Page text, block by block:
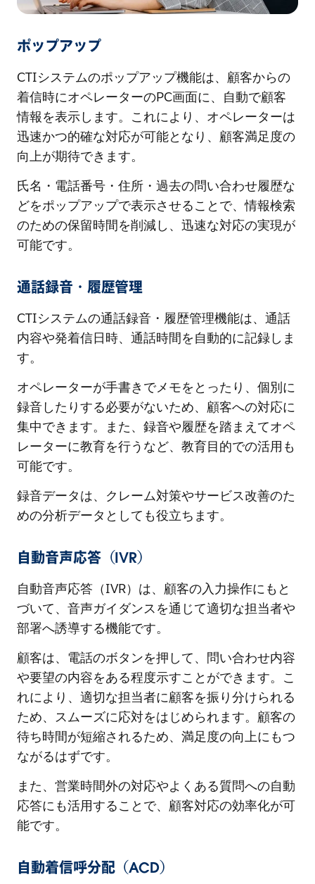
ポップアップ
CTIシステムのポップアップ機能は、顧客からの
着信時にオペレーターのPC画面に、自動で顧客
情報を表示します。これにより、オペレーターは
迅速かつ的確な対応が可能となり、顧客満足度の
向上が期待できます。
氏名・電話番号・住所・過去の問い合わせ履歴な
どをポップアップで表示させることで、情報検索
のための保留時間を削減し、迅速な対応の実現が
可能です。
通話録音・履歴管理
CTIシステムの通話録音・履歴管理機能は、通話
内容や発着信日時、通話時間を自動的に記録しま
す。
オペレーターが手書きでメモをとったり、個別に
録音したりする必要がないため、顧客への対応に
集中できます。また、録音や履歴を踏まえてオペ
レーターに教育を行うなど、教育目的での活用も
可能です。
録音データは、クレーム対策やサービス改善のた
めの分析データとしても役立ちます。
自動音声応答（IVR）
自動音声応答（IVR）は、顧客の入力操作にもと
づいて、音声ガイダンスを通じて適切な担当者や
部署へ誘導する機能です。
顧客は、電話のボタンを押して、問い合わせ内容
や要望の内容をある程度示すことができます。こ
れにより、適切な担当者に顧客を振り分けられる
ため、スムーズに応対をはじめられます。顧客の
待ち時間が短縮されるため、満足度の向上にもつ
ながるはずです。
また、営業時間外の対応やよくある質問への自動
応答にも活用することで、顧客対応の効率化が可
能です。
自動着信呼分配（ACD）